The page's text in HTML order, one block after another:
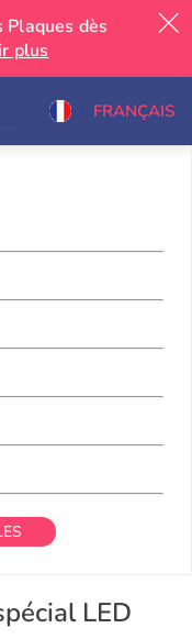
Plaques dès
plus
FRANÇAIS
LED